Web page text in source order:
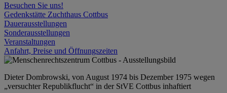
Besuchen Sie uns!
Gedenkstätte Zuchthaus Cottbus
Dauerausstellungen
Sonderausstellungen
Veranstaltungen
Anfahrt, Preise und Öffnungszeiten
Dieter Dombrowski, von August 1974 bis Dezember 1975 wegen
„versuchter Republikflucht“ in der StVE Cottbus inhaftiert